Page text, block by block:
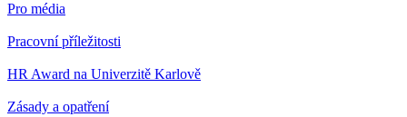
Pro média
Pracovní příležitosti
HR Award na Univerzitě Karlově
Zásady a opatření